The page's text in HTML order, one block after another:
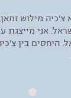
צ’כיה מילוש
אני מייצגת
היחסים בין